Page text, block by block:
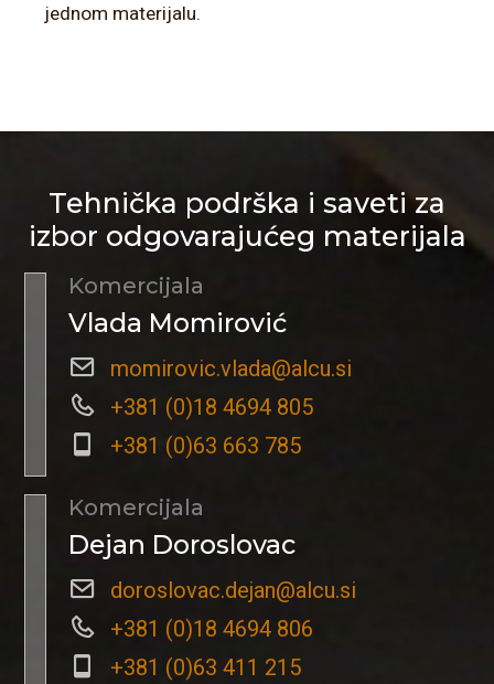
jednom materijalu.
Tehnička podrška i saveti za
izbor odgovarajućeg materijala
Komercijala
Vlada Momirović
momirovic.vlada@alcu.si
+381 (0)18 4694 805
+381 (0)63 663 785
Komercijala
Dejan Doroslovac
doroslovac.dejan@alcu.si
+381 (0)18 4694 806
+381 (0)63 411 215